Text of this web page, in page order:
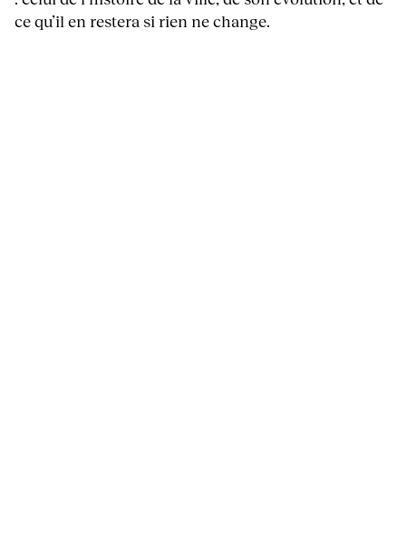
ce qu’il en restera si rien ne change.